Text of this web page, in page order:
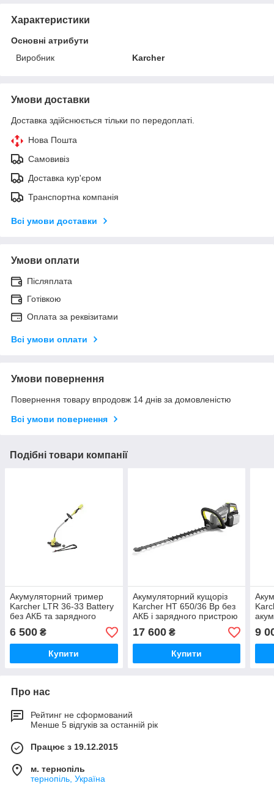
Характеристики
Основні атрибути
Виробник
Karcher
Умови доставки
Доставка здійснюється тільки по передоплаті.
Нова Пошта
Самовивіз
Доставка кур'єром
Транспортна компанія
Всі умови доставки
Умови оплати
Післяплата
Готівкою
Оплата за реквізитами
Всі умови оплати
Умови повернення
Повернення товару впродовж 14 днів за домовленістю
Всі умови повернення
Подібні товари компанії
Акумуляторний тример
Karcher LTR 36-33 Battery
без АКБ та зарядного
пристрою
6 500 ₴
Купити
Акумуляторний кущоріз
Karcher HT 650/36 Bp без
АКБ і зарядного пристрою
17 600₴
Купити
9
Про нас
Рейтинг не сформований
Менше 5 відгуків за останній рік
Працює з 19.12.2015
м. тернопіль
тернопіль, Україна